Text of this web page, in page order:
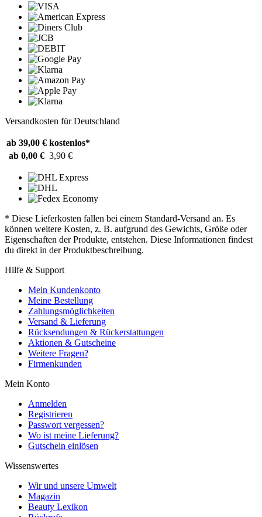
Versandkosten für Deutschland
ab 39,00 € kostenlos*
ab 0,00 € 3,90 €
* Diese Lieferkosten fallen bei einem Standard-Versand an. Es
können weitere Kosten, z. B. aufgrund des Gewichts, Größe oder
Eigenschaften der Produkte, entstehen. Diese Informationen findest
du direkt in der Produktbeschreibung.
Hilfe & Support
Mein Kundenkonto
Meine Bestellung
Zahlungsmöglichkeiten
Versand & Lieferung
Rücksendungen & Rückerstattungen
Aktionen & Gutscheine
Weitere Fragen?
Firmenkunden
Mein Konto
Anmelden
Registrieren
Passwort vergessen?
Wo ist meine Lieferung?
Gutschein einlösen
Wissenswertes
Wir und unsere Umwelt
Magazin
Beauty Lexikon